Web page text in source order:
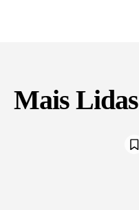
Mais Lidas